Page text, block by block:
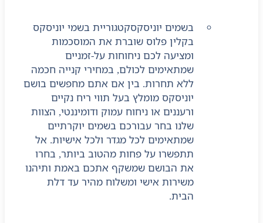
בשמים יוניסקסקטגוריית בשמי יוניסקס
בקלין פלוס שוברת את המוסכמות
ומציעה לכם ניחוחות על-זמניים
שמתאימים לכולם, במחירי קנייה חכמה
ללא תחרות. בין אם אתם מחפשים בושם
יוניסקס מומלץ בעל תווי ריח נקיים
ורעננים או ניחוח עמוק ודומיננטי, הצוות
שלנו בחר עבורכם בשמים יוקרתיים
שמתאימים לכל מגדר ולכל אישיות. אל
תתפשרו על פחות מהטוב ביותר, בחרו
את הבושם שמשקף אתכם באמת ותיהנו
משירות אישי ומשלוח מהיר עד דלת
הבית.